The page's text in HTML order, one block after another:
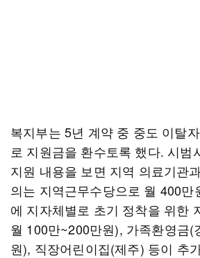
복지부는 5년 계약 중 중도 이탈
로 지원금을 환수토록 했다. 시범
지원 내용을 보면 지역 의료기관
의는 지역근무수당으로 월 400만
에 지자체별로 초기 정착을 위한
월 100만~200만원), 가족환영금(
원), 직장어린이집(제주) 등이 추